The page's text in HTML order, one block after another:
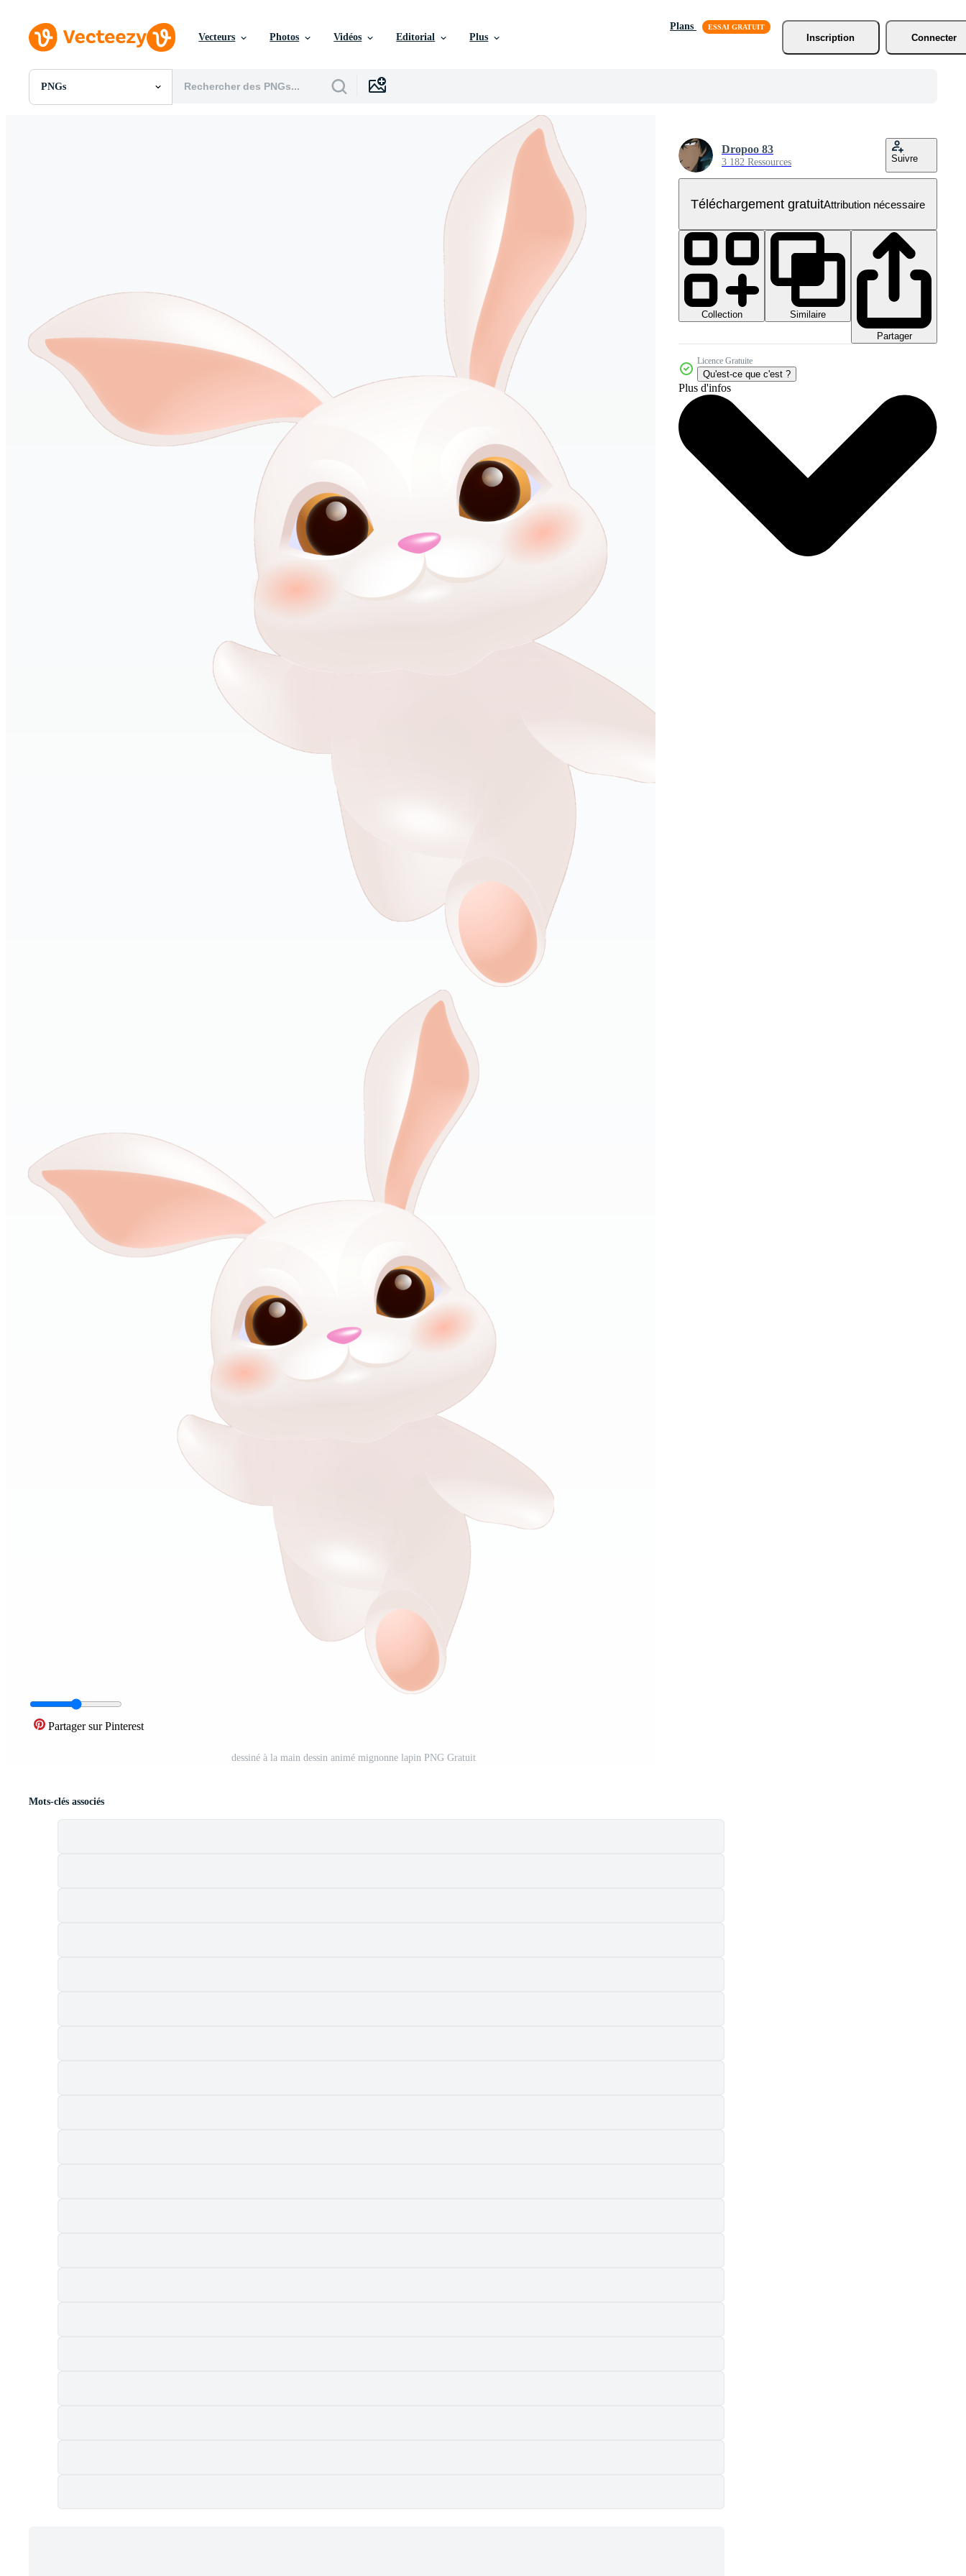
Vecteurs Photos Vidéos Editorial Plus
Plans
Inscription
Connecter
PNGs
Toutes Images
Partager sur Pinterest
dessiné à la main dessin animé mignonne lapin PNG Gratuit
Dropoo 83
3 182 Ressources Suivre
Téléchargement gratuitAttribution nécessaire
Collection
Similaire
Partager
Licence Gratuite
Qu'est-ce que c'est ?
Plus d'infos
Mots-clés associés